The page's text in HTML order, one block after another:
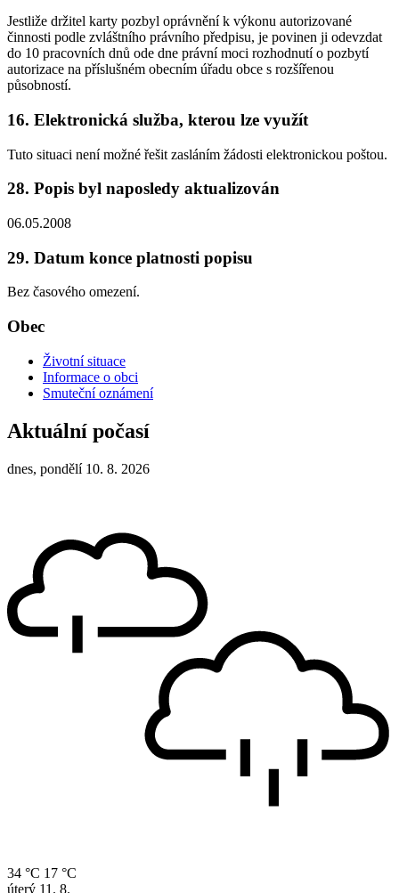
Jestliže držitel karty pozbyl oprávnění k výkonu autorizované
činnosti podle zvláštního právního předpisu, je povinen ji odevzdat
do 10 pracovních dnů ode dne právní moci rozhodnutí o pozbytí
autorizace na příslušném obecním úřadu obce s rozšířenou
působností.
16. Elektronická služba, kterou lze využít
Tuto situaci není možné řešit zasláním žádosti elektronickou poštou.
28. Popis byl naposledy aktualizován
06.05.2008
29. Datum konce platnosti popisu
Bez časového omezení.
Obec
Životní situace
Informace o obci
Smuteční oznámení
Aktuální počasí
dnes, pondělí 10. 8. 2026
34 °C 17 °C
úterý 11. 8.